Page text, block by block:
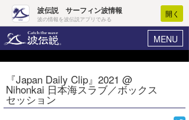
波伝説 サーフィン波情報
波の情報を波伝説アプリでみる
開く
MENU
ヘルプ マイホーム
ログイン
『Japan Daily Clip』2021 @
Nihonkai 日本海スラブ／ボックス
セッション
Core Surf Japan
コンテスト